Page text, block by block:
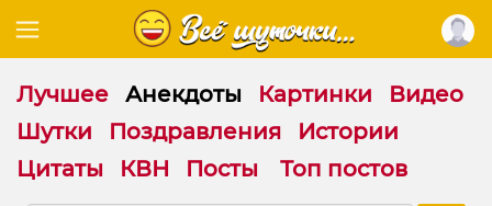
Лучшее Анекдоты Картинки
Видео
Шутки
Поздравления
Истории
Цитаты
КВН Посты Топ постов